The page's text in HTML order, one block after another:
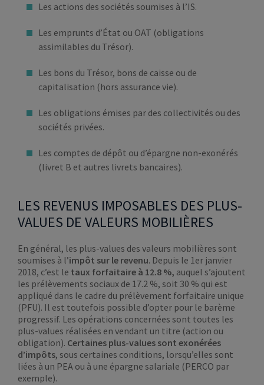
Les actions des sociétés soumises à l’IS.
Les emprunts d’État ou OAT (obligations
assimilables du Trésor).
Les bons du Trésor, bons de caisse ou de
capitalisation (hors assurance vie).
Les obligations émises par des collectivités ou des
sociétés privées.
Les comptes de dépôt ou d’épargne non-exonérés
(livret B et autres livrets bancaires).
LES REVENUS IMPOSABLES DES PLUS-
VALUES DE VALEURS MOBILIÈRES
En général, les plus-values des valeurs mobilières sont
soumises à l’impôt sur le revenu. Depuis le 1er janvier
2018, c’est le taux forfaitaire à 12.8 %, auquel s’ajoutent
les prélèvements sociaux de 17.2 %, soit 30 % qui est
appliqué dans le cadre du prélèvement forfaitaire unique
(PFU). Il est toutefois possible d’opter pour le barème
progressif. Les opérations concernées sont toutes les
plus-values réalisées en vendant un titre (action ou
obligation). Certaines plus-values sont exonérées
d’impôts, sous certaines conditions, lorsqu’elles sont
liées à un PEA ou à une épargne salariale (PERCO par
exemple).